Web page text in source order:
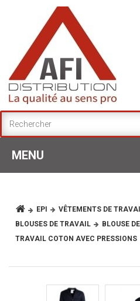
MENU
EPI
VÊTEMENTS DE
BLOUSES DE TRAVAIL
BLOUSE DE
TRAVAIL COTON AVEC PRESSIONS